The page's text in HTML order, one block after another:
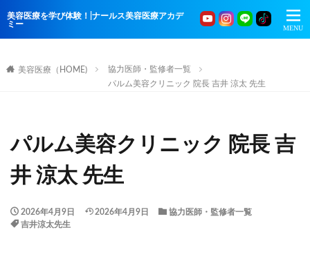
美容医療を学び体験！|ナールス美容医療アカデ
ミー
美容医療（HOME)
協力医師・監修者一覧
パルム美容クリニック 院長 吉井 涼太 先生
パルム美容クリニック 院長 吉
井 涼太 先生
2026年4月9日 2026年4月9日
協力医師・監修者一覧
吉井涼太先生